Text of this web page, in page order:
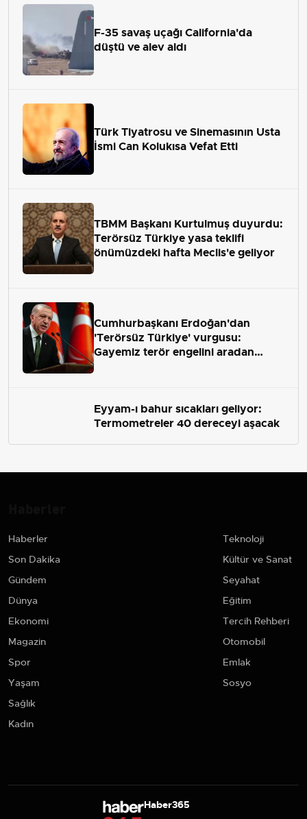
F-35 savaş uçağı California'da
düştü ve alev aldı
Türk Tiyatrosu ve Sinemasının Usta
İsmi Can Kolukısa Vefat Etti
TBMM Başkanı Kurtulmuş duyurdu:
Terörsüz Türkiye yasa teklifi
önümüzdeki hafta Meclis'e geliyor
Cumhurbaşkanı Erdoğan'dan
'Terörsüz Türkiye' vurgusu:
Gayemiz terör engelini aradan
Eyyam-ı bahur sıcakları geliyor:
Termometreler 40 dereceyi aşacak
Haberler
Son Dakika
Gündem
Dünya
Ekonomi
Magazin
Spor
Yaşam
Sağlık
Kadın
Teknoloji
Kültür ve Sanat
Seyahat
Eğitim
Tercih Rehberi
Otomobil
Emlak
Sosyo
Haber365